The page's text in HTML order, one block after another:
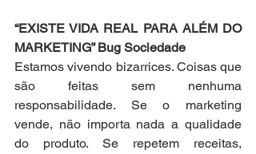
“EXISTE VIDA REAL PARA ALÉM DO
MARKETING” Bug Sociedade
Estamos vivendo bizarrices. Coisas que
são feitas sem nenhuma
responsabilidade. Se o marketing
vende, não importa nada a qualidade
do produto. Se repetem receitas,